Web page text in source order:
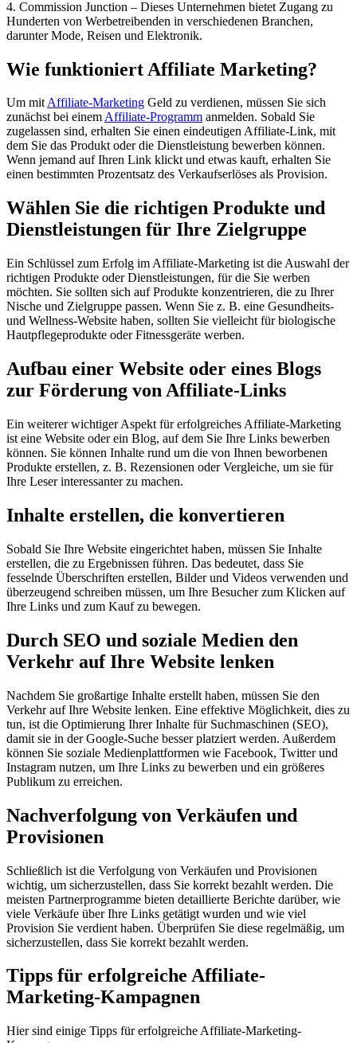
4. Commission Junction – Dieses Unternehmen bietet Zugang zu
Hunderten von Werbetreibenden in verschiedenen Branchen,
darunter Mode, Reisen und Elektronik.
Wie funktioniert Affiliate Marketing?
Um mitAffiliate-Marketing Geld zu verdienen, müssen Sie sich
zunächst bei einemAffiliate-Programm anmelden. Sobald Sie
zugelassen sind, erhalten Sie einen eindeutigen Affiliate-Link, mit
dem Sie das Produkt oder die Dienstleistung bewerben können.
Wenn jemand auf Ihren Link klickt und etwas kauft, erhalten Sie
einen bestimmten Prozentsatz des Verkaufserlöses als Provision.
Wählen Sie die richtigen Produkte und
Dienstleistungen für Ihre Zielgruppe
Ein Schlüssel zum Erfolg im Affiliate-Marketing ist die Auswahl der
richtigen Produkte oder Dienstleistungen, für die Sie werben
möchten. Sie sollten sich auf Produkte konzentrieren, die zu Ihrer
Nische und Zielgruppe passen. Wenn Sie z. B. eine Gesundheits-
und Wellness-Website haben, sollten Sie vielleicht für biologische
Hautpflegeprodukte oder Fitnessgeräte werben.
Aufbau einer Website oder eines Blogs
zur Förderung von Affiliate-Links
Ein weiterer wichtiger Aspekt für erfolgreiches Affiliate-Marketing
ist eine Website oder ein Blog, auf dem Sie Ihre Links bewerben
können. Sie können Inhalte rund um die von Ihnen beworbenen
Produkte erstellen, z. B. Rezensionen oder Vergleiche, um sie für
Ihre Leser interessanter zu machen.
Inhalte erstellen, die konvertieren
Sobald Sie Ihre Website eingerichtet haben, müssen Sie Inhalte
erstellen, die zu Ergebnissen führen. Das bedeutet, dass Sie
fesselnde Überschriften erstellen, Bilder und Videos verwenden und
überzeugend schreiben müssen, um Ihre Besucher zum Klicken auf
Ihre Links und zum Kauf zu bewegen.
Durch SEO und soziale Medien den
Verkehr auf Ihre Website lenken
Nachdem Sie großartige Inhalte erstellt haben, müssen Sie den
Verkehr auf Ihre Website lenken. Eine effektive Möglichkeit, dies zu
tun, ist die Optimierung Ihrer Inhalte für Suchmaschinen (SEO),
damit sie in der Google-Suche besser platziert werden. Außerdem
können Sie soziale Medienplattformen wie Facebook, Twitter und
Instagram nutzen, um Ihre Links zu bewerben und ein größeres
Publikum zu erreichen.
Nachverfolgung von Verkäufen und
Provisionen
Schließlich ist die Verfolgung von Verkäufen und Provisionen
wichtig, um sicherzustellen, dass Sie korrekt bezahlt werden. Die
meisten Partnerprogramme bieten detaillierte Berichte darüber, wie
viele Verkäufe über Ihre Links getätigt wurden und wie viel
Provision Sie verdient haben. Überprüfen Sie diese regelmäßig, um
sicherzustellen, dass Sie korrekt bezahlt werden.
Tipps für erfolgreiche Affiliate-
Marketing-Kampagnen
Hier sind einige Tipps für erfolgreiche Affiliate-Marketing-